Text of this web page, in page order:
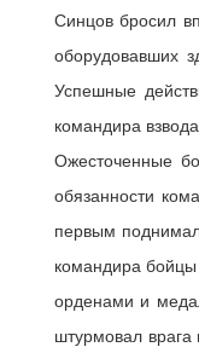
Синцов бросил
оборудовавших
Успешные
командира
Ожесточенные
обязанности
первым поднимал
командира
орденами и
штурмовал врага